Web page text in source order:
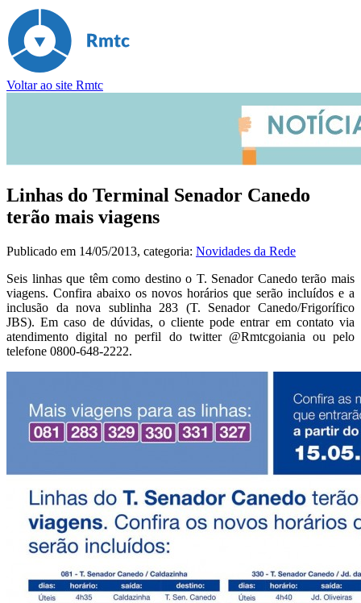
Voltar ao site Rmtc
Linhas do Terminal Senador Canedo
terão mais viagens
Publicado em 14/05/2013, categoria: Novidades da Rede
Seis linhas que têm como destino o T. Senador Canedo terão mais
viagens. Confira abaixo os novos horários que serão incluídos e a
inclusão da nova sublinha 283 (T. Senador Canedo/Frigorífico
JBS). Em caso de dúvidas, o cliente pode entrar em contato via
atendimento digital no perfil do twitter @Rmtcgoiania ou pelo
telefone 0800-648-2222.